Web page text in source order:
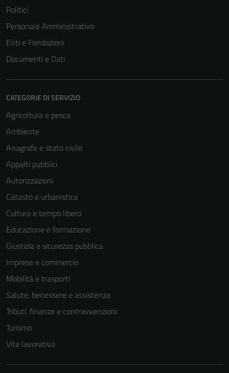
Politici
Personale Amministrativo
Enti e Fondazioni
Documenti e Dati
CATEGORIE DI SERVIZIO
Agricoltura e pesca
Ambiente
Anagrafe e stato civile
Appalti pubblici
Autorizzazioni
Catasto e urbanistica
Cultura e tempo libero
Educazione e formazione
Giustizia e sicurezza pubblica
Imprese e commercio
Mobilità e trasporti
Salute, benessere e assistenza
Tributi, finanze e contravvenzioni
Turismo
Vita lavorativa